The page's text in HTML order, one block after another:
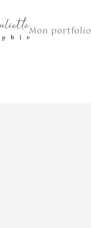
Mon portfolio